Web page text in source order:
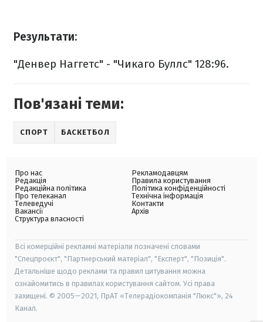
Результати:
"Денвер Наггетс" - "Чикаго Буллс" 128:96.
Пов'язані теми:
СПОРТ БАСКЕТБОЛ
Про нас
Редакція
Редакційна політика
Про телеканал
Телеведучі
Вакансії
Структура власності
Рекламодавцям
Правила користування
Політика конфіденційності
Технічна інформація
Контакти
Архів
Всі комерційні рекламні матеріали позначені словами
"Спецпроєкт", "Партнерський матеріал", "Експерт", "Позиція".
Детальніше щодо реклами та правил цитування можна
ознайомитись в правилах користування сайтом. Усі права
захищені. © 2005—2021, ПрАТ «Телерадіокомпанія "Люкс"», 24
Канал.